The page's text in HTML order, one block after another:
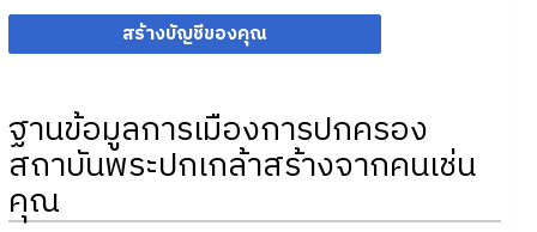
สร้างบัญชีของคุณ
ฐานข้อมูลการเมืองการปกครอง
สถาบันพระปกเกล้าสร้างจากคนเช่น
คุณ